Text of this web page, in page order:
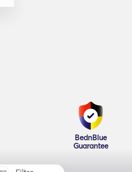
BednBlue
Guarantee